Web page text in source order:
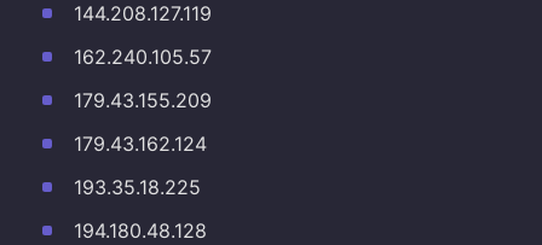
144.208.127.119
162.240.105.57
179.43.155.209
179.43.162.124
193.35.18.225
194.180.48.128